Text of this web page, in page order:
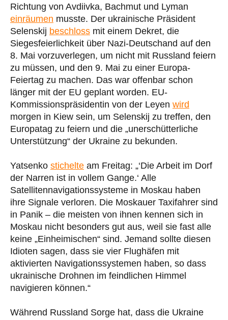
Richtung von Avdiivka, Bachmut und Lyman
einräumen musste. Der ukrainische Präsident
Selenskij beschloss mit einem Dekret, die
Siegesfeierlichkeit über Nazi-Deutschand auf den
8. Mai vorzuverlegen, um nicht mit Russland feiern
zu müssen, und den 9. Mai zu einer Europa-
Feiertag zu machen. Das war offenbar schon
länger mit der EU geplant worden. EU-
Kommissionspräsidentin von der Leyen wird
morgen in Kiew sein, um Selenskij zu treffen, den
Europatag zu feiern und die „unerschütterliche
Unterstützung“ der Ukraine zu bekunden.
Yatsenko stichelte am Freitag: „‘Die Arbeit im Dorf
der Narren ist in vollem Gange.‘ Alle
Satellitennavigationssysteme in Moskau haben
ihre Signale verloren. Die Moskauer Taxifahrer sind
in Panik – die meisten von ihnen kennen sich in
Moskau nicht besonders gut aus, weil sie fast alle
keine „Einheimischen“ sind. Jemand sollte diesen
Idioten sagen, dass sie vier Flughäfen mit
aktivierten Navigationssystemen haben, so dass
ukrainische Drohnen im feindlichen Himmel
navigieren können.“
Während Russland Sorge hat, dass die Ukraine